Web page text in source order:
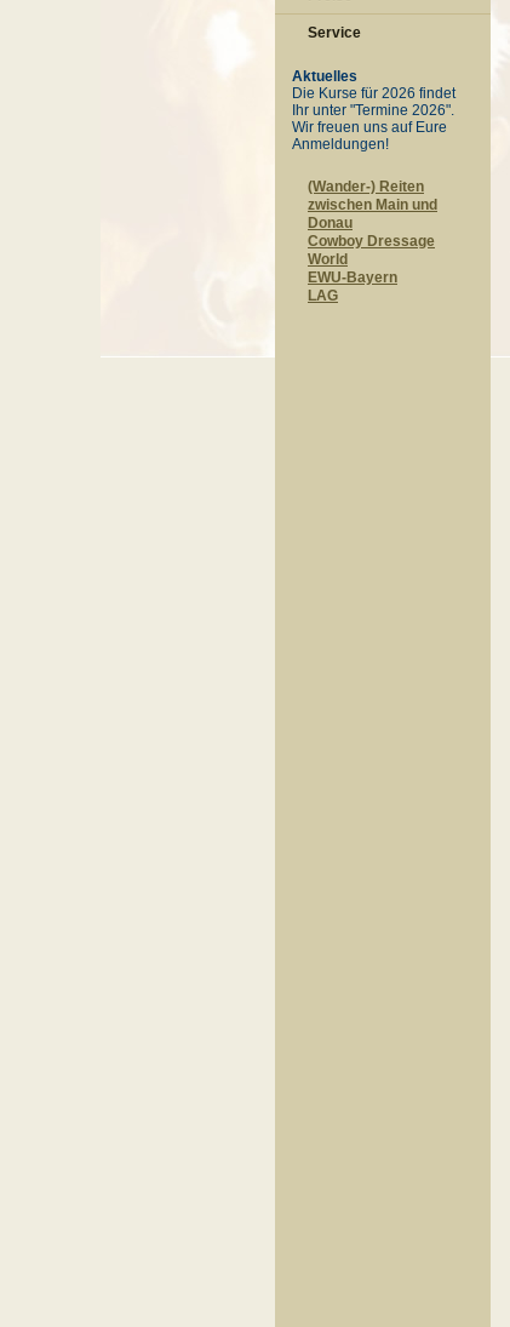
Service
Aktuelles
Die Kurse für 2026 findet
Ihr unter "Termine 2026".
Wir freuen uns auf Eure
Anmeldungen!
(Wander-) Reiten
zwischen Main und
Donau
Cowboy Dressage
World
EWU-Bayern
LAG